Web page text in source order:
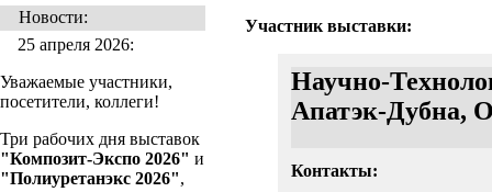
Новости:
25 апреля 2026:
Уважаемые участники,
посетители, коллеги!
Три рабочих дня выставок
"Композит-Экспо 2026" и
"Полиуретанэкс 2026",
Участник выставки:
Научно-
Апатэк-Дубна,
Контакты: